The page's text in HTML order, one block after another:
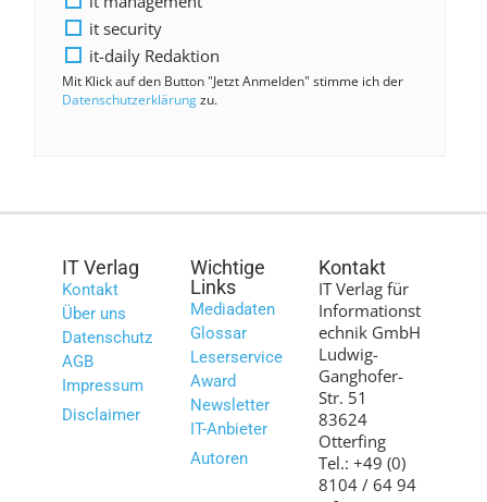
it security
it-daily Redaktion
Mit Klick auf den Button "Jetzt Anmelden" stimme ich der
Datenschutzerklärungzu.
IT Verlag
Kontakt
Über uns
Datenschutz
AGB
Impressum
Disclaimer
Wichtige
Links
Mediadaten
Glossar
Leserservice
Award
Newsletter
IT-Anbieter
Autoren
Kontakt
IT Verlag für
Informationst
echnik GmbH
Ludwig-
Ganghofer-
Str. 51
83624
Otterfing
Tel.: +49 (0)
8104 / 64 94